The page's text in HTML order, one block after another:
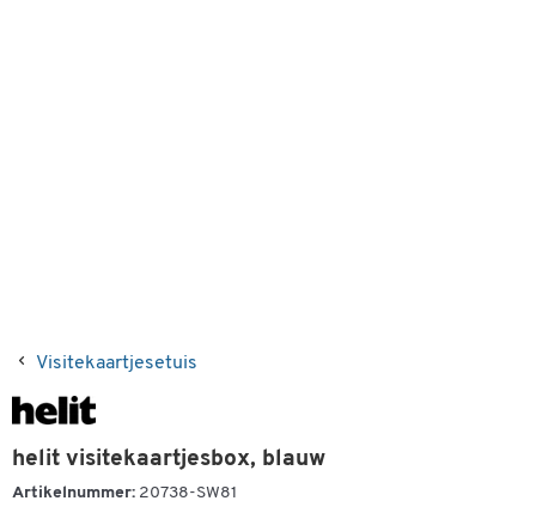
Visitekaartjesetuis
helit visitekaartjesbox, blauw
Artikelnummer: 20738-SW81